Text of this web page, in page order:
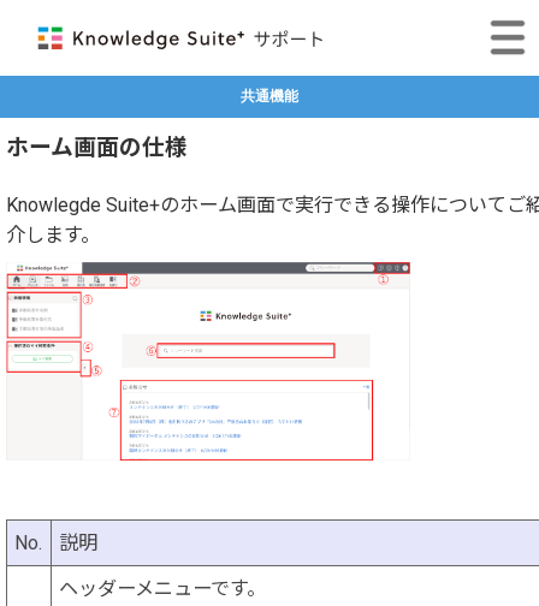
共通機能
ホーム画面の仕様
Knowlegde Suite+のホーム画面で実行できる操作についてご
介します。
No. 説明
ヘッダーメニューです。